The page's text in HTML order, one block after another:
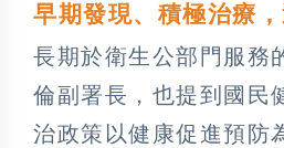
早期發現、積極治療
長期於衛生公部門服務
倫副署長，也提到國民
治政策以健康促進預防